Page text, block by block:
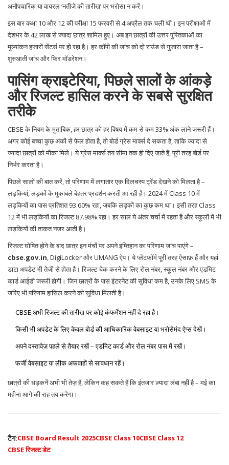
अनौपचारिक या वायरल ‘नतीजे की तारीख’ पर भरोसा न करें।
इस बार कक्षा 10 और 12 की परीक्षा 15 फरवरी से 4 अप्रैल तक चली थी। इन परीक्षाओं में
देशभर के 42 लाख से ज्यादा छात्र शामिल हुए। अब इन छात्रों की उत्तर पुस्तिकाओं का
मूल्यांकन हजारों सेंटर्स पर हो रहा है। हर कॉपी की जांच को दो राउंड से गुजारा जाता है –
शुरुआती जांच और फिर मॉडरेशन।
पासिंग क्राइटेरिया, पिछले सालों के आंकड़े
और रिजल्ट हासिल करने के सबसे सुरक्षित
तरीके
CBSE के नियम के मुताबिक, हर छात्र को हर विषय में कम से कम 33% अंक लाने जरूरी हैं।
अगर कोई बच्चा कुछ अंकों से फेल होता है, तो बोर्ड ग्रेस मार्क्स दे सकता है, ताकि ज्यादा से
ज्यादा छात्रों को मौका मिले। ये ग्रेस मार्क्स तय सीमा तक ही दिए जाते हैं, पूरी तरह बोर्ड पर
निर्भर करता है।
पिछले सालों की बात करें, तो परिणाम में लगातार एक दिलचस्प ट्रेंड देखने को मिलता है –
लड़कियां, लड़कों के मुकाबले बेहतर प्रदर्शन करती आ रही हैं। 2024 में Class 10 में
लड़कियों का पास प्रतिशत 93.60% रहा, जबकि लड़कों का कुछ कम था। इसी तरह Class
12 में भी लड़कियों का रिजल्ट 87.98% रहा। हर साल ये अंतर चर्चा में रहता है और स्कूलों में भी
लड़कियों की ताकत नजर आती है।
रिजल्ट घोषित होने के बाद छात्र इन मंचों पर अपने इम्तिहान का परिणाम जांच पाएंगे –
cbse.gov.in, DigiLocker और UMANG ऐप। ये प्लेटफॉर्म पूरी तरह ऐसाफ़ हैं और यहां
डाटा अपडेट भी तेजी से होता है। रिजल्ट चेक करने के लिए रोल नंबर, स्कूल नंबर और एडमिट
कार्ड आईडी जरूरी होगी। जिन छात्रों के पास इंटरनेट की सुविधा कम है, उनके लिए SMS के
जरिए भी परिणाम हासिल करने की सुविधा मिलती है।
CBSE अभी रिजल्ट की तारीख पर कोई कंफर्मेशन नहीं दे रहा है।
किसी भी अपडेट के लिए केवल बोर्ड की आधिकारिक वेबसाइट या भरोसेमंद ऐप्स देखें।
अपने दस्तावेज़ पहले से तैयार रखें – एडमिट कार्ड और रोल नंबर पास में रखें।
फर्जी वेबसाइट या लीक अफवाहों से सावधान रहें।
छात्रों की धड़कनें अभी भी तेज़ हैं, लेकिन कह सकते हैं कि इंतजार ज़्यादा लंबा नहीं है – मई का
महीना आगे की राह तय करेगा।
टैग:CBSE Board Result 2025CBSE Class 10CBSE Class 12
CBSE रिजल्ट डेट